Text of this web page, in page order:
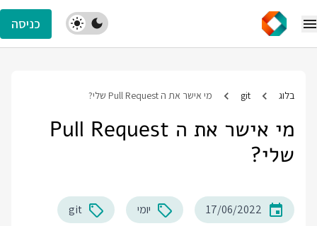
כניסה
בלוג git מי אישר את ה Pull Request שלי?
מי אישר את ה Pull Request
שלי?
17/06/2022 יומי git